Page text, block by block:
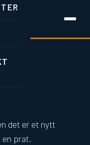
det er et nytt
en prat.